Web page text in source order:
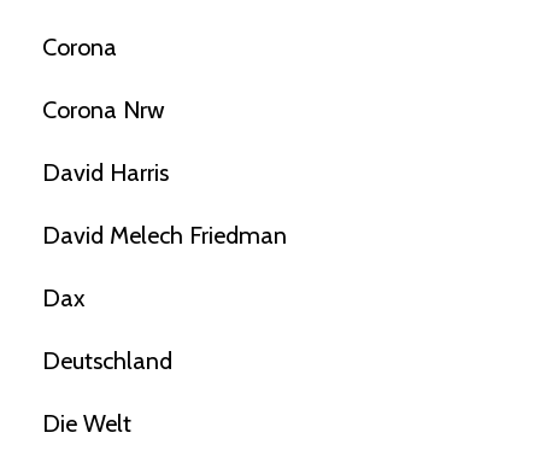
Corona
Corona Nrw
David Harris
David Melech Friedman
Dax
Deutschland
Die Welt